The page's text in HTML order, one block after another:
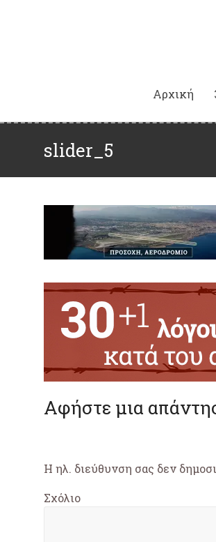
Αρχική
slider_5
Αφήστε μια
Η ηλ. διεύθυνση σας δεν
Σχόλιο